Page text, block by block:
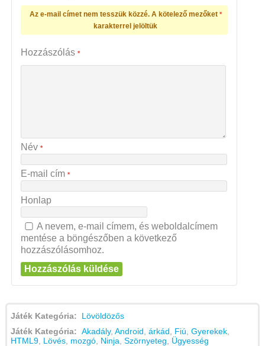
Az e-mail címet nem tesszük közzé. A kötelező mezőket *
karakterrel jelöltük
Hozzászólás *
Név *
E-mail cím *
Honlap
A nevem, e-mail címem, és weboldalcímem
mentése a böngészőben a következő
hozzászólásomhoz.
Játék Kategória: Lövöldözős
Játék Kategória: Akadály, Android árkád Fiú Gyerekek,
HTML9, Lövés, mozgó, Ninja Szörnyeteg Ügyesség